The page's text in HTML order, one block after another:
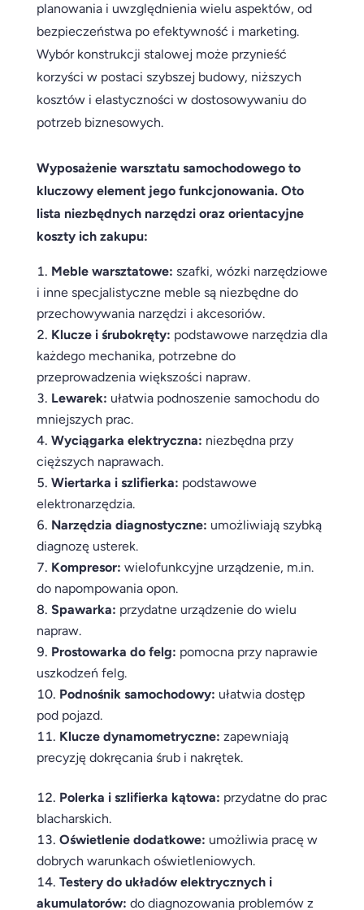
planowania i uwzględnienia wielu aspektów, od
bezpieczeństwa po efektywność i marketing.
Wybór konstrukcji stalowej może przynieść
korzyści w postaci szybszej budowy, niższych
kosztów i elastyczności w dostosowywaniu do
potrzeb biznesowych.
Wyposażenie warsztatu samochodowego to
kluczowy element jego funkcjonowania. Oto
lista niezbędnych narzędzi oraz orientacyjne
koszty ich zakupu:
Meble warsztatowe: szafki, wózki narzędziowe
i inne specjalistyczne meble są niezbędne do
przechowywania narzędzi i akcesoriów.
Klucze i śrubokręty: podstawowe narzędzia dla
każdego mechanika, potrzebne do
przeprowadzenia większości napraw.
Lewarek: ułatwia podnoszenie samochodu do
mniejszych prac.
Wyciągarka elektryczna: niezbędna przy
cięższych naprawach.
Wiertarka i szlifierka: podstawowe
elektronarzędzia.
Narzędzia diagnostyczne: umożliwiają szybką
diagnozę usterek.
Kompresor: wielofunkcyjne urządzenie, m.in.
do napompowania opon.
Spawarka: przydatne urządzenie do wielu
napraw.
Prostowarka do felg: pomocna przy naprawie
uszkodzeń felg.
Podnośnik samochodowy: ułatwia dostęp
pod pojazd.
Klucze dynamometryczne: zapewniają
precyzję dokręcania śrub i nakrętek.
Polerka i szlifierka kątowa: przydatne do prac
blacharskich.
Oświetlenie dodatkowe: umożliwia pracę w
dobrych warunkach oświetleniowych.
Testery do układów elektrycznych i
akumulatorów: do diagnozowania problemów z